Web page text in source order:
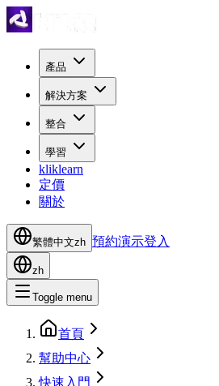
產品
解決方案
整合
學習
kliklearn
定價
關於
繁體中文zh 預約演示登入
zh
Toggle menu
首頁
幫助中心
快速入門